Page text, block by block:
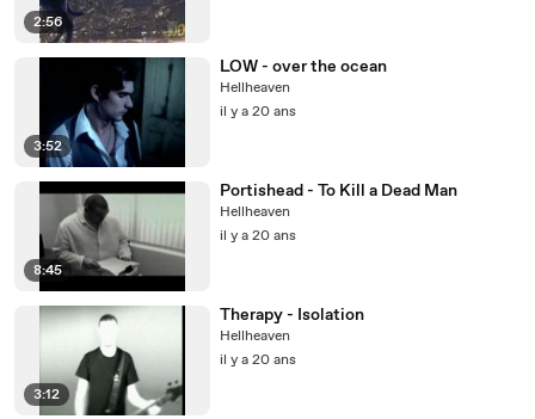
2:56
3:52
LOW - over the ocean
Hellheaven
il y a 20 ans
8:45
Portishead - To Kill a Dead Man
Hellheaven
il y a 20 ans
3:12
Therapy - Isolation
Hellheaven
il y a 20 ans